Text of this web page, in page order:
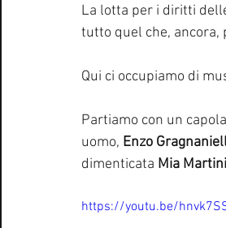
La lotta per i diritti
tutto quel che, ancora,
Qui ci occupiamo di
Partiamo con un
uomo, Enzo
dimenticata Mia Martini
https://youtu.be/